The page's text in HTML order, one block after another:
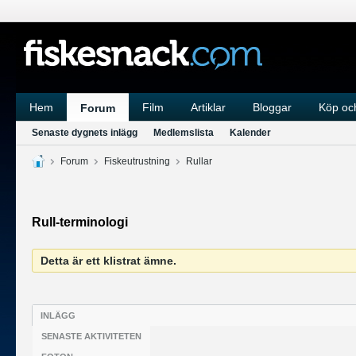
Hem Forum Film Artiklar Bloggar Köp
Senaste dygnets inlägg Medlemslista Kalender
Forum Fiskeutrustning Rullar
Rull-terminologi
Detta är ett klistrat ämne.
INLÄGG
SENASTE AKTIVITETEN